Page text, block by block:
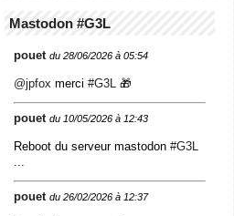
Mastodon #G3L
pouet du 28/06/2026 à 05:54
@jpfox merci #G3L 🎁
pouet du 10/05/2026 à 12:43
Reboot du serveur mastodon #G3L
pouet du 26/02/2026 à 12:37